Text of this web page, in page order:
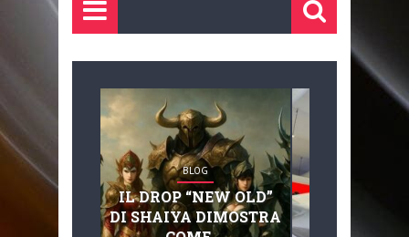
BLOG
IL DROP “NEW OLD”
DI SHAIYA DIMOSTRA